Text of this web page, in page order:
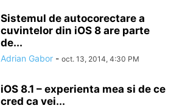
Sistemul de autocorectare a
cuvintelor din iOS 8 are parte
de...
Adrian Gabor - oct. 13, 2014, 4:30 PM
iOS 8.1 – experienta mea si de ce
cred ca vei...